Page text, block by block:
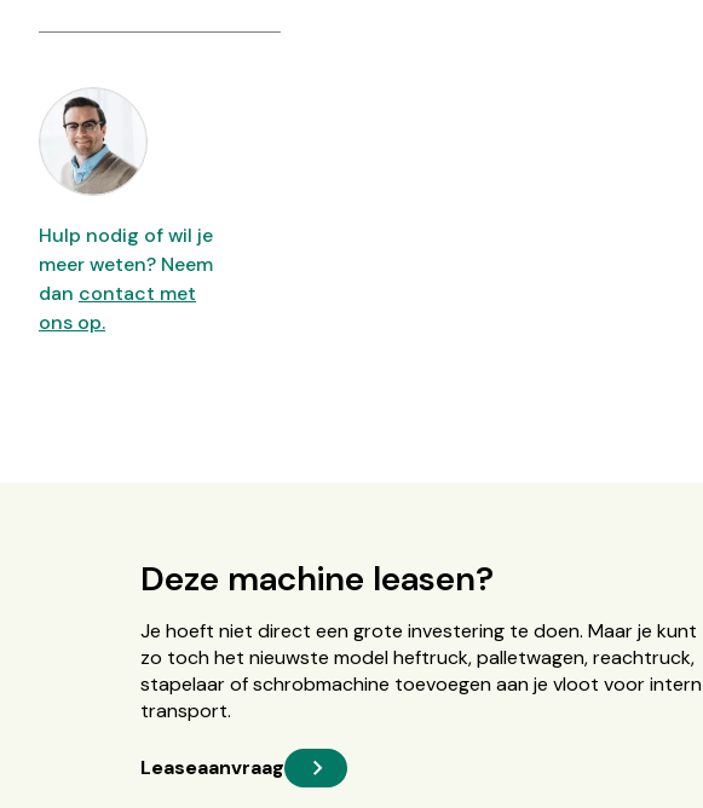
Hulp nodig of wil je
meer weten? Neem
dan contact met
ons op.
Deze machine leasen?
Je hoeft niet direct een grote investering te doen. Maar je kunt
zo toch het nieuwste model heftruck, palletwagen, reachtruck,
stapelaar of schrobmachine toevoegen aan je vloot voor intern
transport.
Leaseaanvraag